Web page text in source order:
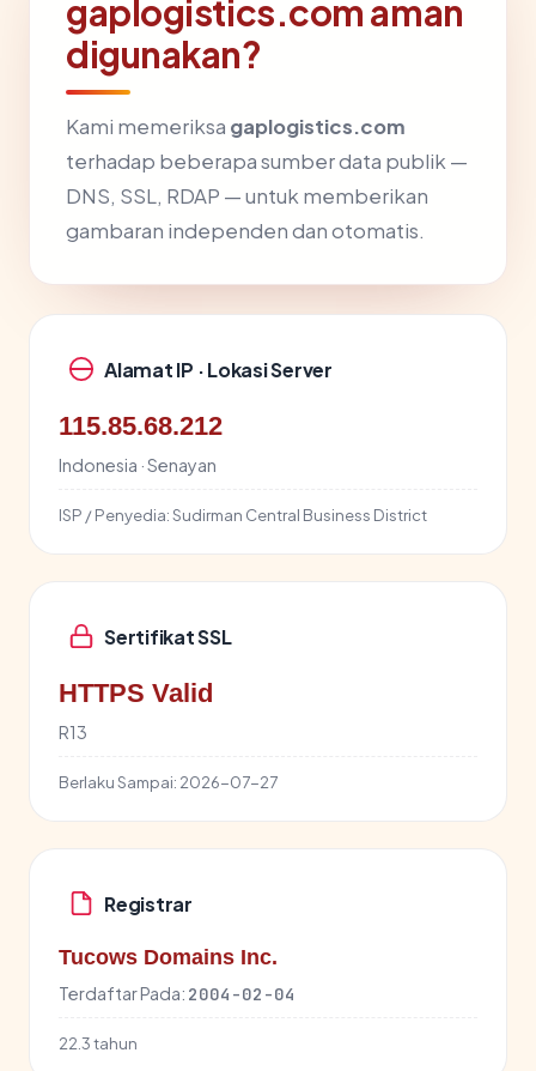
gaplogistics.com aman
digunakan?
Kami memeriksa gaplogistics.com
terhadap beberapa sumber data publik —
DNS, SSL, RDAP — untuk memberikan
gambaran independen dan otomatis.
Alamat IP · Lokasi Server
115.85.68.212
Indonesia · Senayan
ISP / Penyedia:Sudirman Central Business District
Sertifikat SSL
HTTPS Valid
R13
Berlaku Sampai: 2026-07-27
Registrar
Tucows Domains Inc.
Terdaftar Pada: 2004-02-04
22.3 tahun